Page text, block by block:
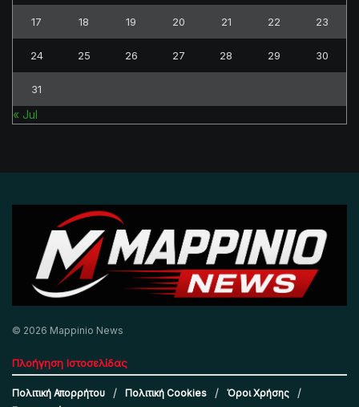
17 18 19 20 21 22 23
24 25 26 27 28 29 30
31
« Jul
© 2026 Mappinio News
Πλοήγηση Ιστοσελίδας
Πολιτική Απορρήτου Πολιτική Cookies
Όροι Χρήσης